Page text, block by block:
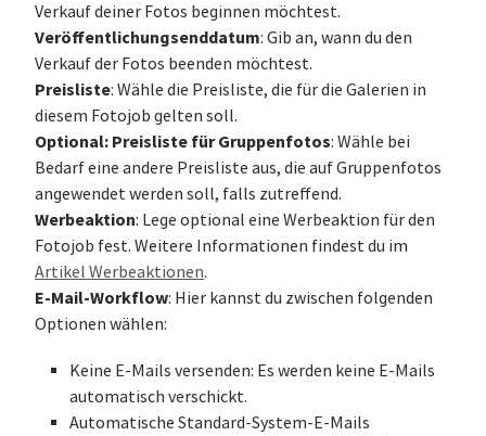
Verkauf deiner Fotos beginnen möchtest.
Veröffentlichungsenddatum: Gib an, wann du den
Verkauf der Fotos beenden möchtest.
Preisliste: Wähle die Preisliste, die für die Galerien in
diesem Fotojob gelten soll.
Optional: Preisliste für Gruppenfotos: Wähle bei
Bedarf eine andere Preisliste aus, die auf Gruppenfotos
angewendet werden soll, falls zutreffend.
Werbeaktion: Lege optional eine Werbeaktion für den
Fotojob fest. Weitere Informationen findest du im
Artikel Werbeaktionen.
E-Mail-Workflow: Hier kannst du zwischen folgenden
Optionen wählen:
Keine E-Mails versenden: Es werden keine E-Mails
automatisch verschickt.
Automatische Standard-System-E-Mails